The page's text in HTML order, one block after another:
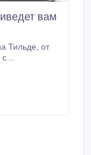
вам
от
с